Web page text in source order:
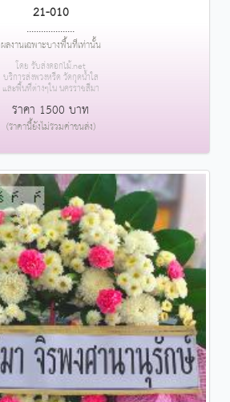
21-010
....................
ผลงานเฉพาะบางพื้นที่เท่านั้น
โดย รับส่งดอกไม้.net
บริการส่งพวงหรีด วัดกุดน้ำใส
และพื้นที่ต่างๆใน นครราชสีมา
ราคา 1500 บาท
(ราคานี้ยังไม่รวมค่าขนส่ง)